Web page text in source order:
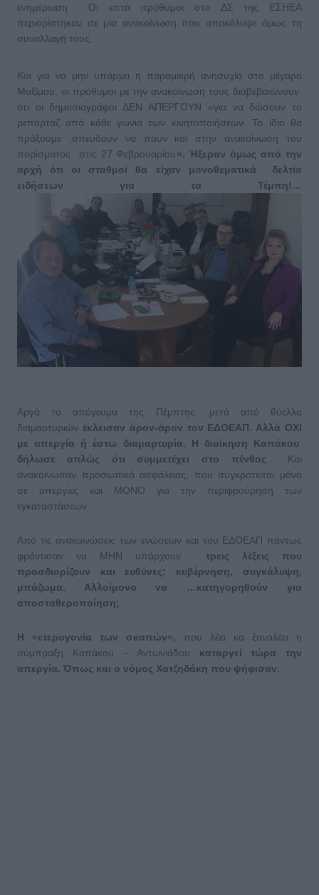
ενημέρωση Οι επτά πρόθυμοι στο ΔΣ της ΕΣΗΕΑ
περιορίστηκαν σε μια ανακοίνωση που αποκάλυψε όμως τη
συναλλαγή τους.
Και για να μην υπάρχει η παραμικρή ανησυχία στο μέγαρο
Μαξίμου, οι πρόθυμοι με την ανακοίνωση τους διαβεβαιώνουν
ότι οι δημοσιογράφοι ΔΕΝ ΑΠΕΡΓΟΥΝ «για να δώσουν το
ρεπορτάζ από κάθε γωνιά των κινητοποιήσεων. Το ίδιο θα
πράξουμε ,σπεύδουν να πουν και στην ανακοίνωση του
πορίσματος στις 27 Φεβρουαρίου». Ήξεραν όμως από την
αρχή ότι οι σταθμοί θα είχαν μονοθεματικά δελτία
ειδήσεων για τα Τέμπη!…
Αργά το απόγευμα της Πέμπτης ,μετά από θύελλα
διαμαρτυριών έκλεισαν άρον-άρον τον ΕΔΟΕΑΠ. Αλλά ΟΧΙ
με απεργία ή έστω διαμαρτυρία. Η διοίκηση Καπάκου
δήλωσε απλώς ότι συμμετέχει στο πένθος … Και
ανακοίνωσαν προσωπικό ασφαλείας, που συγκροτείται μόνο
σε απεργίες και ΜΟΝΟ για την περιφρούρηση των
εγκαταστάσεων.
Από τις ανακοινώσεις των ενώσεων και του ΕΔΟΕΑΠ πάντως
φρόντισαν να ΜΗΝ υπάρχουν
τρεις λέξεις που
προσδιορίζουν και ευθύνες: κυβέρνηση, συγκάλυψη,
μπάζωμα. Αλλοίμονο να …κατηγορηθούν για
αποσταθεροποίηση;
Η «ετερογονία των σκοπών», που λέει κα ξαναλέει η
σύμπραξη Καπάκου – Αντωνιάδου καταργεί τώρα την
απεργία. Όπως και ο νόμος Χατζηδάκη που ψήφισαν.